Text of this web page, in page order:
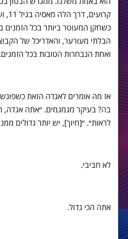
כשחקן המעוטר ביותר בכל הזמנים
הבלתי מעורער, והאדריכל של
ואחת הנבחרות הטובות בכל הזמנים.
אז מה אומרים לאגדה הזאת
בה? בעיקר מגמגמים. ״אתה אגדה,
לראות״. ״[חיוך], יש יותר גדולים
לא חביבי.
אתה הכי גדול.